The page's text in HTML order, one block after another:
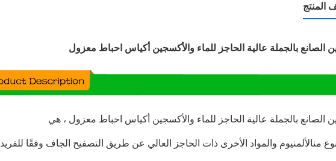
الصانع بالجملة عالية الحاجز للماء والأكسجين أكياس احباط معزول
الصانع بالجملة عالية الحاجز للماء والأكسجين أكياس احباط معزول ، هي
منالألمنيوم والمواد الأخرى ذات الحاجز العالي عن طريق التصفيح الجاف وفقًا للفريد